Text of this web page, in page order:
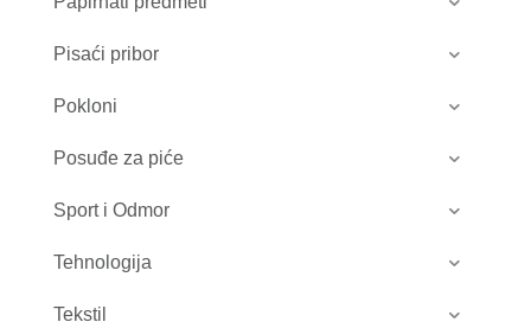
Pisaći pribor
Pokloni
Posuđe za piće
Sport i Odmor
Tehnologija
Tekstil